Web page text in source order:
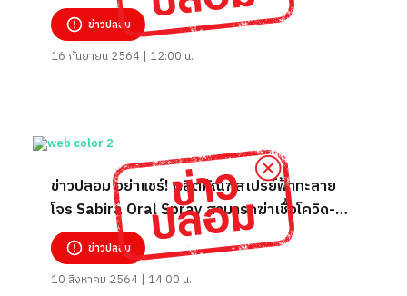
ข่าวปลอม
16 กันยายน 2564 | 12:00 น.
ข่าวปลอม อย่าแชร์! ผลิตภัณฑ์สเปรย์ฟ้าทะลาย
โจร Sabira Oral Spray สามารถฆ่าเชื้อโควิด-19
ไม่ให้ลงปอดได้
ข่าวปลอม
10 สิงหาคม 2564 | 14:00 น.